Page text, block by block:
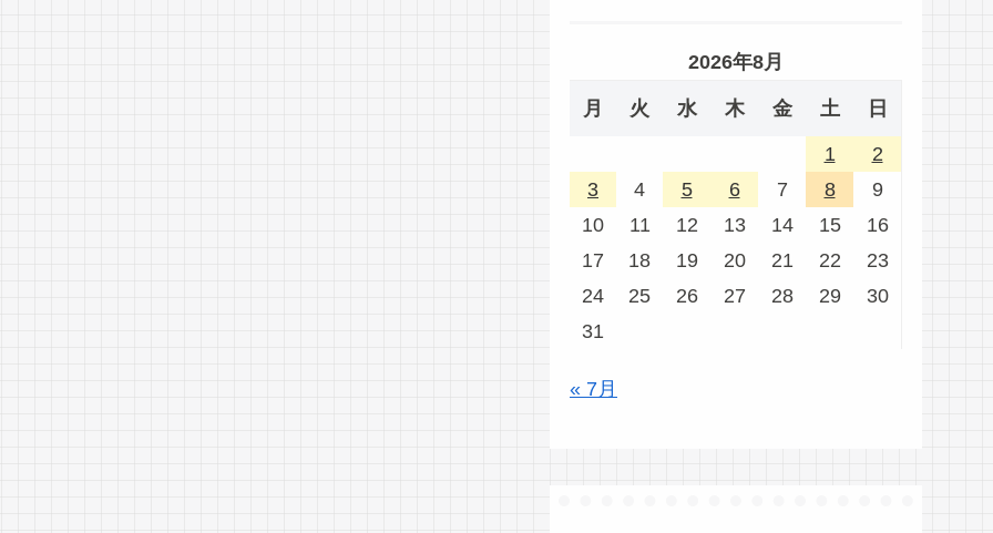
2026年8月
月 火 水 木 金 土 日
1
2
3
4 5 6 7 8
9
10
11 12 13 14 15
16
17
18 19 20 21 22
23
24
25 26 27 28 29
30
31
« 7月